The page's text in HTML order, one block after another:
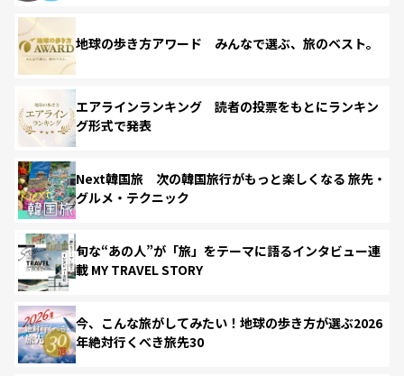
地球の歩き方アワード みんなで選ぶ、旅のベスト。
エアラインランキング 読者の投票をもとにランキン
グ形式で発表
Next韓国旅 次の韓国旅行がもっと楽しくなる 旅先・
グルメ・テクニック
旬な“あの人”が「旅」をテーマに語るインタビュー連
載 MY TRAVEL STORY
今、こんな旅がしてみたい！地球の歩き方が選ぶ2026
年絶対行くべき旅先30